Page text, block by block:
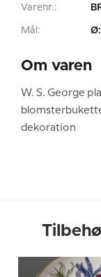
Varenr.:
Mål: Ø:
Om varen
W. S. George
dekoration